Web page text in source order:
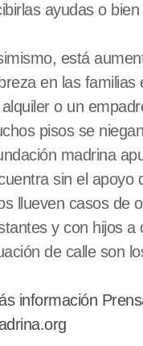
ayudas o
está
en las
o un
pisos se
madrina
sin el apoyo
llueven casos de
y con hijos
de calle son
información